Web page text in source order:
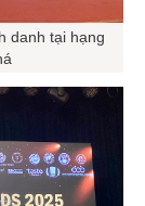
danh tại hạng